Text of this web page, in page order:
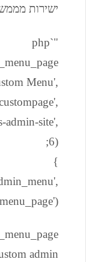
ישירות
"`php
{
Menu',
admin-site',
6);
}
{
admin